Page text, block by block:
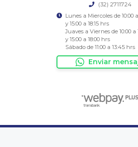
(32) 2711724
Lunes a Miercoles de 10:00
y 15:00 a 18:15 hrs
Juaves a Viernes de 10:00 a
y 15:00 a 18:00 hrs
Sábado de 11:00 a 13:45 hrs
Enviar